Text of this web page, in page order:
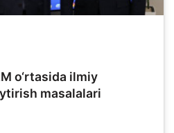
o‘rtasida ilmiy
masalalari